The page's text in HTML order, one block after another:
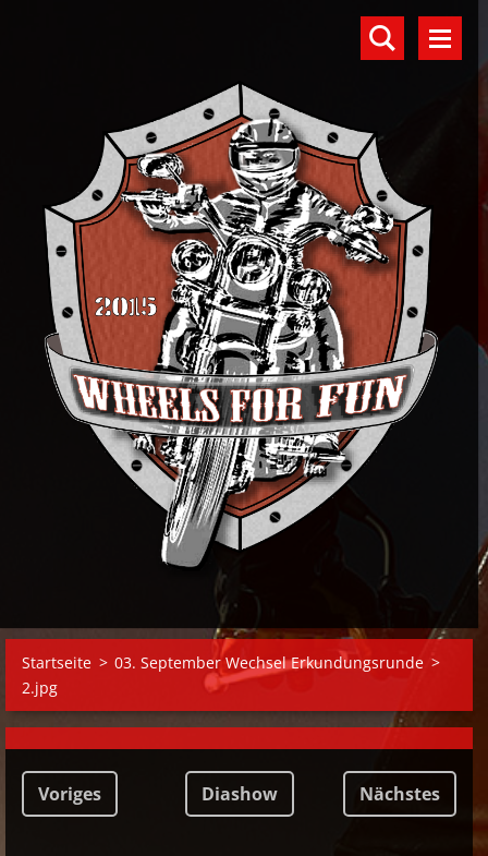
Startseite > 03. September Wechsel Erkundungsrunde >
2.jpg
Voriges Diashow Nächstes